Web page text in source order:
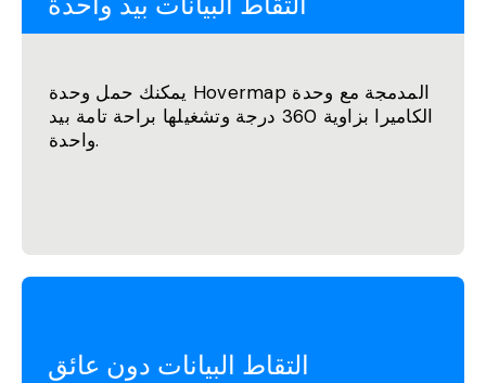
يمكنك حمل وحدة Hovermap المدمجة مع وحدة
الكاميرا بزاوية 360 درجة وتشغيلها براحة تامة بيد
واحدة.
التقاط البيانات دون عائق